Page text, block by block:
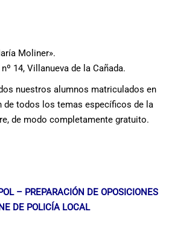
Moliner».
14, Villanueva de la Cañada.
nuestros alumnos matriculados en
de todos los temas específicos de la
de modo completamente gratuito.
– PREPARACIÓN DE OPOSICIONES
DE POLICÍA LOCAL